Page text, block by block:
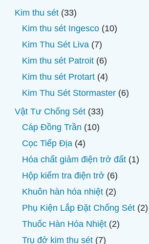
Kim thu sét 3333
sản
phẩm
Kim thu sét Ingesco 1010
Kim Thu Sét Liva 77
sản
phẩm
Kim thu sét Patroit 66
sản
phẩm
Kim thu sét Protart 44
sản
Kim Thu Sét Stormaster 66
Vật Tư Chống Sét 3333
Cáp Đồng Trần 1010
phẩm
Cọc Tiếp Địa 44
sản
phẩm
Hóa chất giảm điện trở đất 11
Hộp kiểm tra điện trở 66
sản
phẩm
Khuôn hàn hóa nhiệt 22
sản
phẩm
Phụ Kiện Lắp Đặt Chống Sét 22
Thuốc Hàn Hóa Nhiệt 22
Trụ đở kim thu sét 77